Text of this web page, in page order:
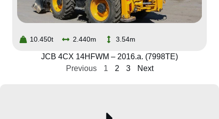
10.450t 2.440m 3.54m
JCB 4CX 14HFWM – 2016.a. (7998TE)
Previous
1 2 3 Next